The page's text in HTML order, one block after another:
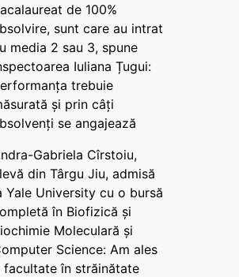
de 100%
sunt care au intrat
media 2 sau 3, spune
Iuliana Țugui:
trebuie
și prin câți
se angajează
Gabriela Cîrstoiu,
din Târgu Jiu, admisă
Yale University cu o bursă
în Biofizică și
Moleculară și
Science: Am ales
facultate în străinătate